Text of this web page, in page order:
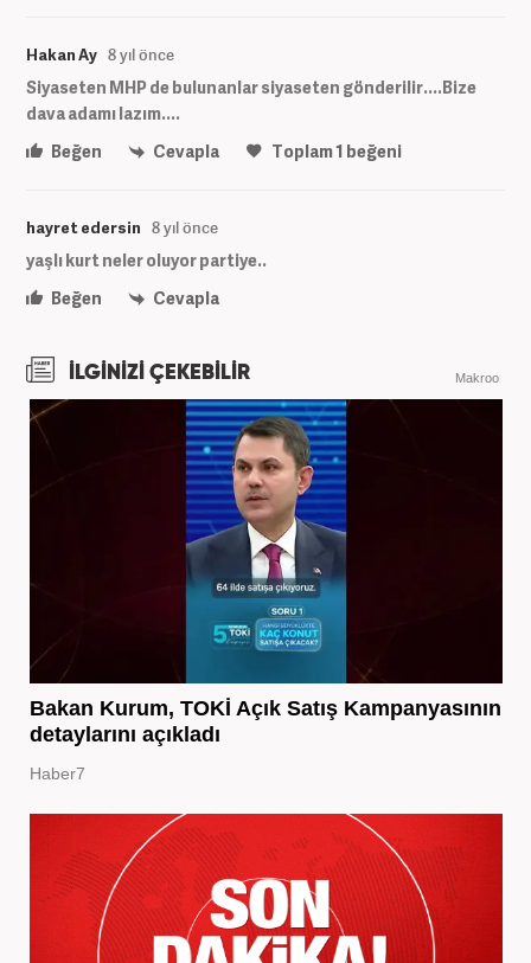
Hakan Ay 8 yıl önce
Siyaseten MHP de bulunanlar siyaseten gönderilir....Bize
dava adamı lazım....
Beğen
Cevapla Toplam1 beğeni
hayret edersin 8 yıl önce
yaşlı kurt neler oluyor partiye..
Beğen
Cevapla
İLGİNİZİ ÇEKEBİLİR Makroo
Bakan Kurum, TOKİ Açık Satış Kampanyasının
detaylarını açıkladı
Haber7